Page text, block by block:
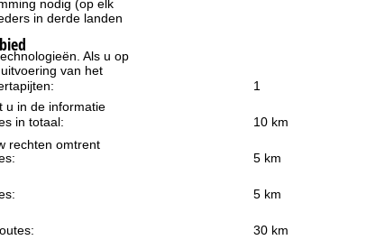
nodig (op elk
in derde landen
Als u op
van het
u in de informatie
rechten omtrent
1
in totaal: 10 km
5 km
5 km
30 km